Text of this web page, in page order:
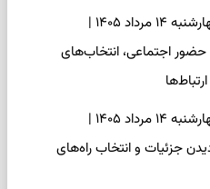
فال اسم امروز چهارشنبه ۱۴ مرداد ۱۴۰۵ |
حضور اجتماعی، انتخاب‌های
فال چای امروز چهارشنبه ۱۴ مرداد ۱۴۰۵ |
جزئیات و انتخاب راه‌های